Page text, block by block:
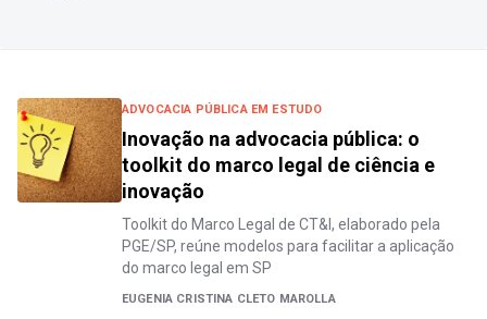
ADVOCACIA PÚBLICA EM ESTUDO
Inovação na advocacia pública: o
toolkit do marco legal de ciência e
inovação
Toolkit do Marco Legal de CT&I, elaborado pela
PGE/SP, reúne modelos para facilitar a aplicação
do marco legal em SP
EUGENIA CRISTINA CLETO MAROLLA